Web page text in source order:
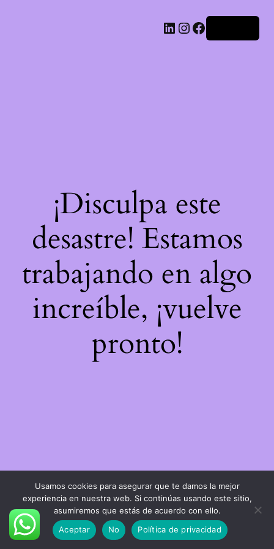
LinkedIn
Instagram
Facebook
¡Disculpa este
desastre! Estamos
trabajando en algo
increíble, ¡vuelve
pronto!
Usamos cookies para asegurar que te damos la mejor
experiencia en nuestra web. Si continúas usando este sitio,
asumiremos que estás de acuerdo con ello.
Aceptar
No Política de privacidad